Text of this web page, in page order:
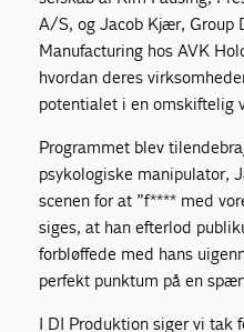
A/S, og Jacob Kjær, Group
Manufacturing hos AVK
hvordan deres
potentialet i en omskiftelig
Programmet blev
psykologiske manipulator,
scenen for at ”f**** med
siges, at han efterlod
forbløffede med hans
perfekt punktum på en
I DI Produktion siger vi tak